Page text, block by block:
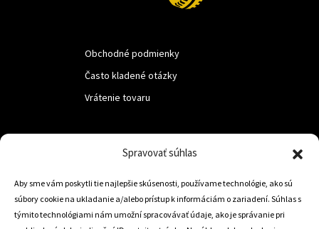
Spravovať súhlas
Aby sme vám poskytli tie najlepšie skúsenosti, používame technológie, ako sú
súbory cookie na ukladanie a/alebo prístup k informáciám o zariadení. Súhlas s
týmito technológiami nám umožní spracovávať údaje, ako je správanie pri
Obchodné podmienky
Často kladené otázky
Vrátenie tovaru
Trstená 02801